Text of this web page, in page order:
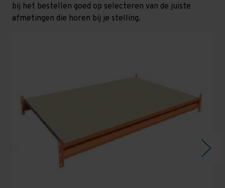
bij het bestellen goed op selecteren van de juiste
afmetingen die horen bij je stelling.